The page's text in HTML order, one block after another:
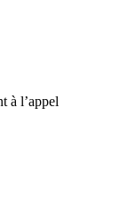
à l’appel